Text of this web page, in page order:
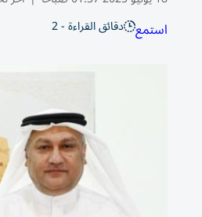
استمع دقائق القراءة - 2